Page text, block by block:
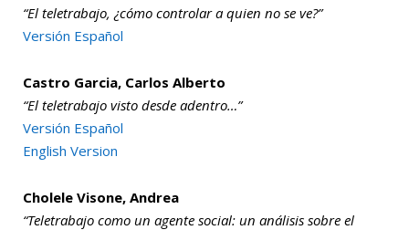
“El teletrabajo, ¿cómo controlar a quien no se ve?”
Versión Español
Castro Garcia, Carlos Alberto
“El teletrabajo visto desde adentro…”
Versión Español
English Version
Cholele Visone, Andrea
“Teletrabajo como un agente social: un análisis sobre el